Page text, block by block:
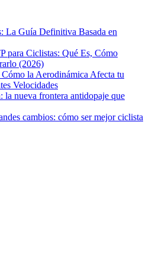
La Guía Definitiva Basada en
para Ciclistas: Qué Es, Cómo
(2026)
la Aerodinámica Afecta tu
Velocidades
la nueva frontera antidopaje que
cambios: cómo ser mejor ciclista